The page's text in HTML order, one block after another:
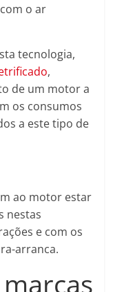
o ar
tecnologia,
,
de um motor a
os consumos
a este tipo de
ao motor estar
nestas
e com os
arranca.